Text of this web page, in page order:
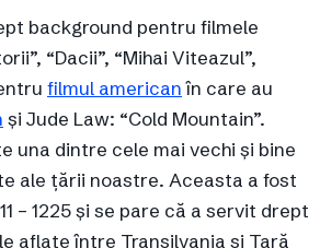
background pentru filmele
“Dacii”, “Mihai Viteazul”,
filmul americanîn care au
și Jude Law: “Cold Mountain”.
una dintre cele mai vechi și bine
ale țării noastre. Aceasta a fost
– 1225 și se pare că a servit drept
aflate între Transilvania și Țară